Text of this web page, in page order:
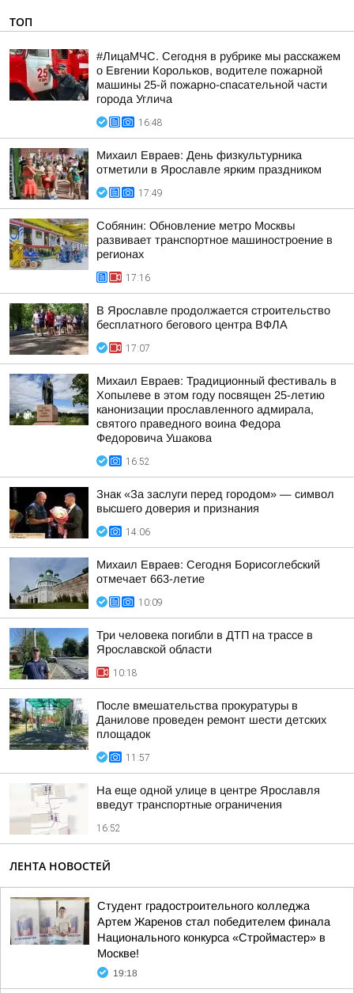
ТОП
#ЛицаМЧС. Сегодня в рубрике мы расскажем
о Евгении Корольков, водителе пожарной
машины 25-й пожарно-спасательной части
города Углича
16:48
Михаил Евраев: День физкультурника
отметили в Ярославле ярким праздником
17:49
Собянин: Обновление метро Москвы
развивает транспортное машиностроение в
регионах
17:16
В Ярославле продолжается строительство
бесплатного бегового центра ВФЛА
17:07
Михаил Евраев: Традиционный фестиваль в
Хопылеве в этом году посвящен 25-летию
канонизации прославленного адмирала,
святого праведного воина Федора
Федоровича Ушакова
16:52
Знак «За заслуги перед городом» — символ
высшего доверия и признания
14:06
Михаил Евраев: Сегодня Борисоглебский
отмечает 663-летие
10:09
Три человека погибли в ДТП на трассе в
Ярославской области
10:18
После вмешательства прокуратуры в
Данилове проведен ремонт шести детских
площадок
11:57
На еще одной улице в центре Ярославля
введут транспортные ограничения
16:52
ЛЕНТА НОВОСТЕЙ
Студент градостроительного колледжа
Артем Жаренов стал победителем финала
Национального конкурса «Строймастер» в
Москве!
19:18